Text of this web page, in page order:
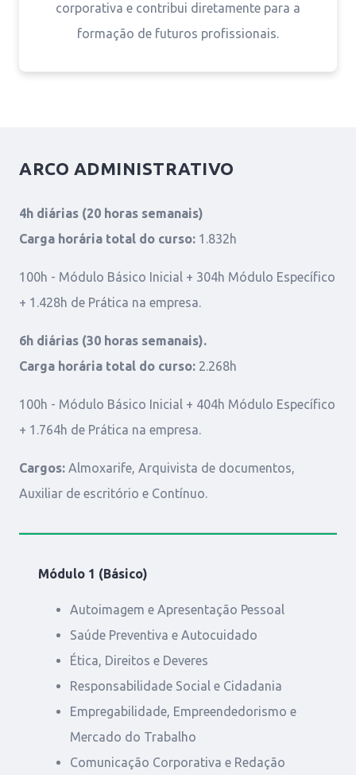
corporativa e contribui diretamente para a
formação de futuros profissionais.
ARCO ADMINISTRATIVO
4h diárias (20 horas semanais)
Carga horária total do curso: 1.832h
100h - Módulo Básico Inicial + 304h Módulo Específico
+ 1.428h de Prática na empresa.
6h diárias (30 horas semanais).
Carga horária total do curso: 2.268h
100h - Módulo Básico Inicial + 404h Módulo Específico
+ 1.764h de Prática na empresa.
Cargos: Almoxarife, Arquivista de documentos,
Auxiliar de escritório e Contínuo.
Módulo 1 (Básico)
Autoimagem e Apresentação Pessoal
Saúde Preventiva e Autocuidado
Ética, Direitos e Deveres
Responsabilidade Social e Cidadania
Empregabilidade, Empreendedorismo e
Mercado do Trabalho
Comunicação Corporativa e Redação